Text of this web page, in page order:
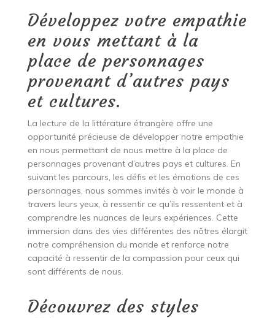
Développez votre empathie
en vous mettant à la
place de personnages
provenant d’autres pays
et cultures.
La lecture de la littérature étrangère offre une
opportunité précieuse de développer notre empathie
en nous permettant de nous mettre à la place de
personnages provenant d’autres pays et cultures. En
suivant les parcours, les défis et les émotions de ces
personnages, nous sommes invités à voir le monde à
travers leurs yeux, à ressentir ce qu’ils ressentent et à
comprendre les nuances de leurs expériences. Cette
immersion dans des vies différentes des nôtres élargit
notre compréhension du monde et renforce notre
capacité à ressentir de la compassion pour ceux qui
sont différents de nous.
Découvrez des styles